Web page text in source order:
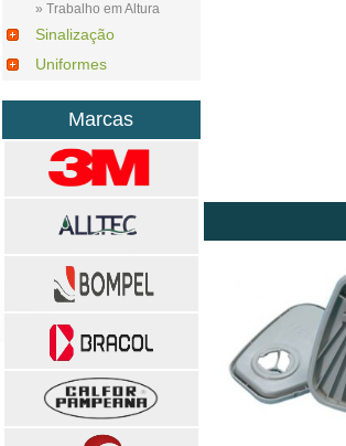
» Trabalho em Altura
Sinalização
Uniformes
Marcas